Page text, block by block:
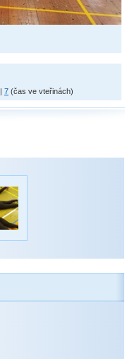
7 (čas ve vteřinách)